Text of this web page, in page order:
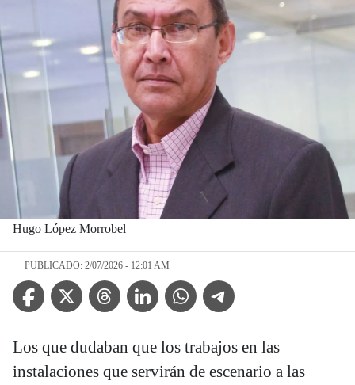
Hugo López Morrobel
PUBLICADO: 2/07/2026 - 12:01 AM
Facebook IconTwitter IconThreads IconLinkedin IconWhatsApp IconTelegram Icon
Los que dudaban que los trabajos en las
instalaciones que servirán de escenario a las